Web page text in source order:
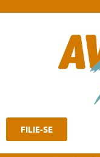
FILIE-SE